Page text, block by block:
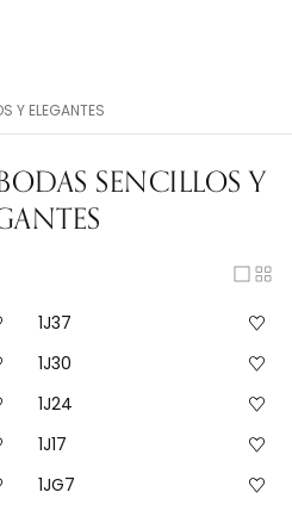
Y ELEGANTES
SENCILLOS Y
1J37
1J30
1J24
1J17
1JG7